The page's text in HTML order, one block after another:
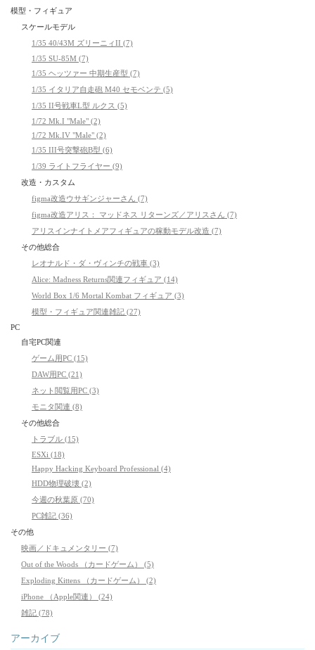
模型・フィギュア
スケールモデル
1/35 40/43M ズリーニィII (7)
1/35 SU-85M (7)
1/35 ヘッツァー 中期生産型 (7)
1/35 イタリア自走砲 M40 セモベンテ (5)
1/35 II号戦車L型 ルクス (5)
1/72 Mk.I "Male" (2)
1/72 Mk.IV "Male" (2)
1/35 III号突撃砲B型 (6)
1/39 ライトフライヤー (9)
改造・カスタム
figma改造ウサギンジャーさん (7)
figma改造アリス： マッドネス リターンズ／アリスさん (7)
アリスインナイトメアフィギュアの稼動モデル改造 (7)
その他総合
レオナルド・ダ・ヴィンチの戦車 (3)
Alice: Madness Returns関連フィギュア (14)
World Box 1/6 Mortal Kombat フィギュア (3)
模型・フィギュア関連雑記 (27)
PC
自宅PC関連
ゲーム用PC (15)
DAW用PC (21)
ネット閲覧用PC (3)
モニタ関連 (8)
その他総合
トラブル (15)
ESXi (18)
Happy Hacking Keyboard Professional (4)
HDD物理破壊 (2)
今週の秋葉原 (70)
PC雑記 (36)
その他
映画／ドキュメンタリー (7)
Out of the Woods （カードゲーム） (5)
Exploding Kittens （カードゲーム） (2)
iPhone （Apple関連） (24)
雑記 (78)
アーカイブ